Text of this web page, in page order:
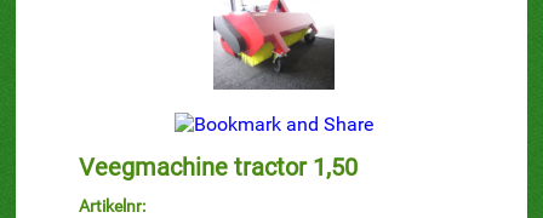
Veegmachine tractor 1,50
Artikelnr: